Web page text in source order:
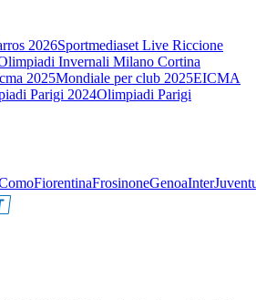
2026Sportmediaset Live Riccione
Invernali Milano Cortina
2025Mondiale per club 2025EICMA
Parigi 2024Olimpiadi Parigi
FiorentinaFrosinoneGenoaInter